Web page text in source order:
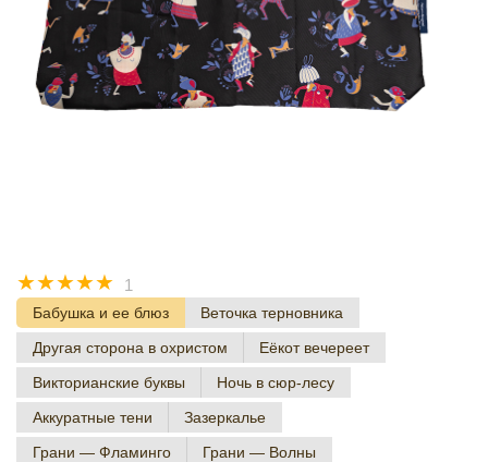
☆
☆
☆
☆
☆ 1
Бабушка и ее блюз
Веточка терновника
Другая сторона в охристом
Еёкот вечереет
Викторианские буквы
Ночь в сюр-лесу
Аккуратные тени
Зазеркалье
Грани — Фламинго
Грани — Волны